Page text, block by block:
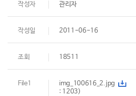
작성자 관리자
작성일 2011-06-16
조회 18511
File1 img_100616_2.jpg
: 1203)